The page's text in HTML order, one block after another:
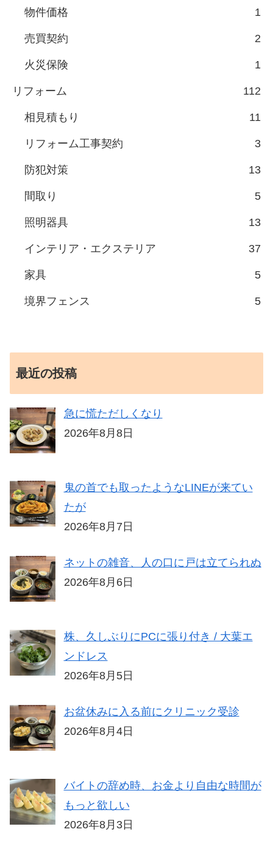
物件価格 1
売買契約 2
火災保険 1
リフォーム 112
相見積もり 11
リフォーム工事契約 3
防犯対策 13
間取り 5
照明器具 13
インテリア・エクステリア 37
家具 5
境界フェンス 5
最近の投稿
急に慌ただしくなり
2026年8月8日
鬼の首でも取ったようなLINEが来てい
たが
2026年8月7日
ネットの雑音、人の口に戸は立てられぬ
2026年8月6日
株、久しぶりにPCに張り付き / 大葉エ
ンドレス
2026年8月5日
お盆休みに入る前にクリニック受診
2026年8月4日
バイトの辞め時、お金より自由な時間が
もっと欲しい
2026年8月3日